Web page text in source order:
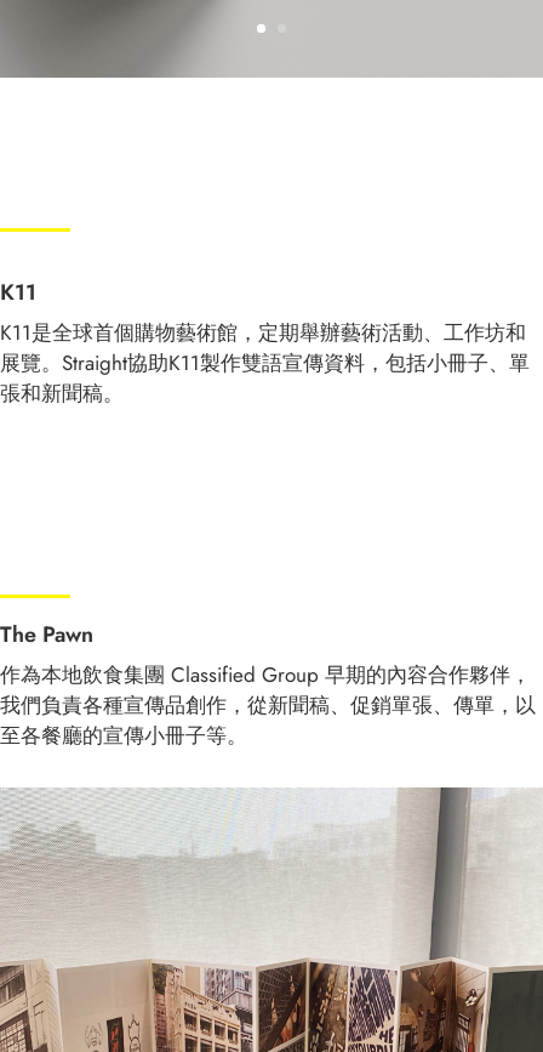
K11
K11是全球首個購物藝術館，定期舉辦藝術活動、工作坊和
展覽。 Straight協助K11製作雙語宣傳資料，包括小冊子、單
張和新聞稿。
The Pawn
作為本地飲食集團 Classified Group 早期的內容合作夥伴，
我們負責各種宣傳品創作，從新聞稿、促銷單張、傳單，以
至各餐廳的宣傳小冊子等。